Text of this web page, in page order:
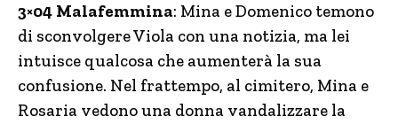
3×04 Malafemmina: Mina e Domenico temono
di sconvolgere Viola con una notizia, ma lei
intuisce qualcosa che aumenterà la sua
confusione. Nel frattempo, al cimitero, Mina e
Rosaria vedono una donna vandalizzare la